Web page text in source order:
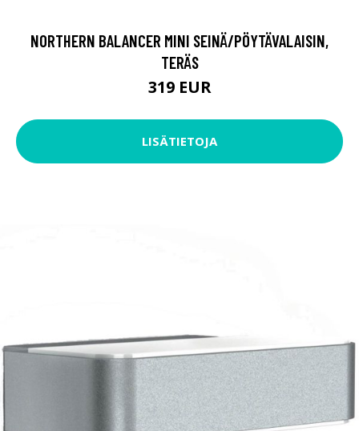
NORTHERN BALANCER MINI SEINÄ/PÖYTÄVALAISIN,
TERÄS
319 EUR
LISÄTIETOJA